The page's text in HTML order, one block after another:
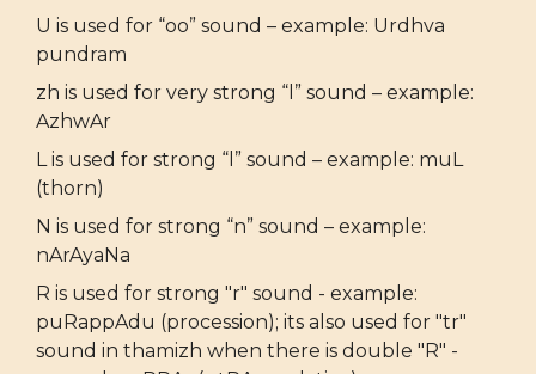
U is used for “oo” sound – example: Urdhva
pundram
zh is used for very strong “l” sound – example:
AzhwAr
L is used for strong “l” sound – example: muL
(thorn)
N is used for strong “n” sound – example:
nArAyaNa
R is used for strong "r" sound - example:
puRappAdu (procession); its also used for "tr"
sound in thamizh when there is double "R" -